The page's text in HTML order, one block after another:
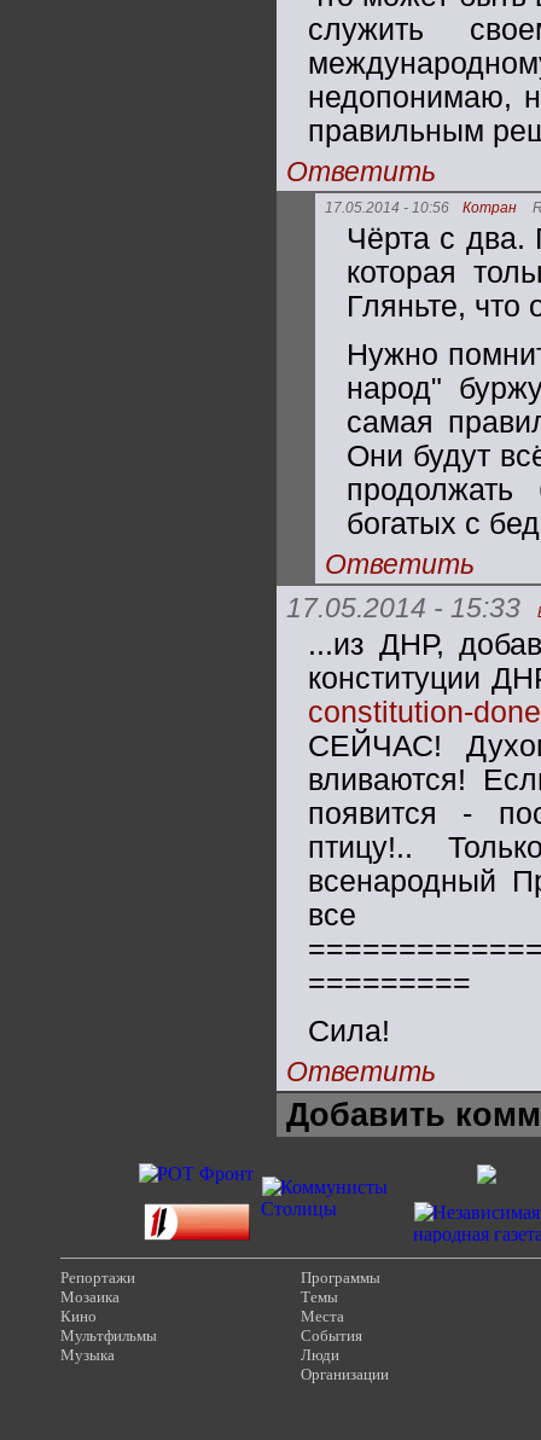
служить
недопонимаю,
правильным
Ответить
17.05.2014 - 10:56 Котран
Чёрта с два.
которая
Гляньте, что
Нужно
народ"
самая
Они будут
продолжать
богатых с
Ответить
17.05.2014 - 15:33
...из ДНР,
конституции
constitution-
СЕЙЧАС!
вливаются!
появится -
птицу!..
всенародный
все
=========
Сила!
Ответить
Добавить
Репортажи
Мозаика
Кино
Мультфильмы
Музыка
Программы
Темы
Места
События
Люди
Организации